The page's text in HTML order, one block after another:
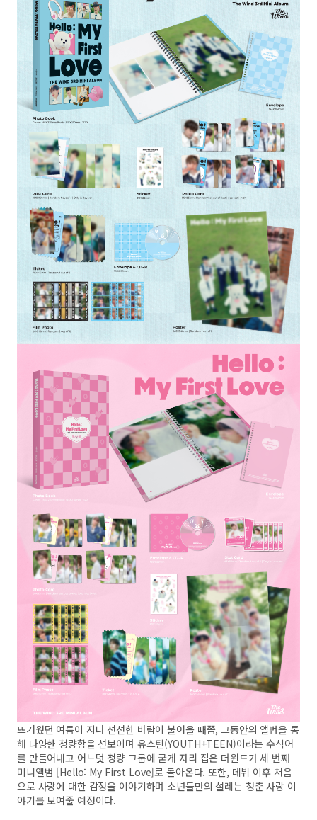
뜨거웠던 여름이 지나 선선한 바람이 불어올 때쯤, 그동안의 앨범을 통
해 다양한 청량함을 선보이며 유스틴(YOUTH+TEEN)이라는 수식어
를 만들어내고 어느덧 청량 그룹에 굳게 자리 잡은 더윈드가 세 번째
미니앨범 [Hello: My First Love]로 돌아온다. 또한, 데뷔 이후 처음
으로 사랑에 대한 감정을 이야기하며 소년들만의 설레는 청춘 사랑 이
야기를 보여줄 예정이다.